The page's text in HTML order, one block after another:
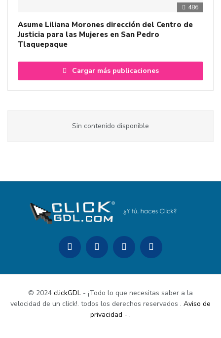
486
Asume Liliana Morones dirección del Centro de
Justicia para las Mujeres en San Pedro
Tlaquepaque
Cargar más publicaciones
Sin contenido disponible
© 2024 clickGDL - ¡Todo lo que necesitas saber a la
velocidad de un click!. todos los derechos reservados . Aviso de
privacidad - .